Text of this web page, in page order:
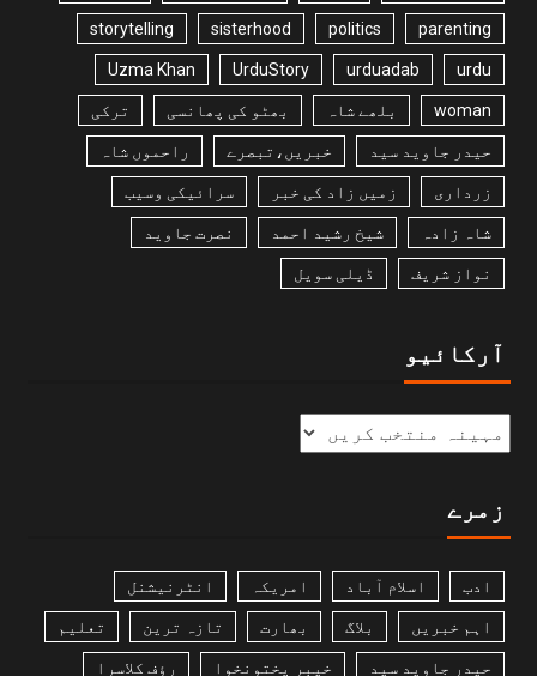
parenting
politics
sisterhood
storytelling
urdu
urduadab
UrduStory
Uzma Khan
woman بلھے شاہ بھٹو کی پھانسی ترکی
حیدر جاوید سید خبریں،تبصرے راحموں شاہ
زرداری زمیں زاد کی خبر سرائیکی وسیب
شاہ زادہ شیخ رشید احمد نصرت جاوید
نواز شریف ڈیلی سویل
آرکائیو
زمرے
ادب اسلام آباد امریکہ انٹرنیشنل
اہم خبریں بلاگ بھارت تازہ ترین تعلیم
حیدر جاوید سید خیبر پختونخوا رؤف کلاسرا